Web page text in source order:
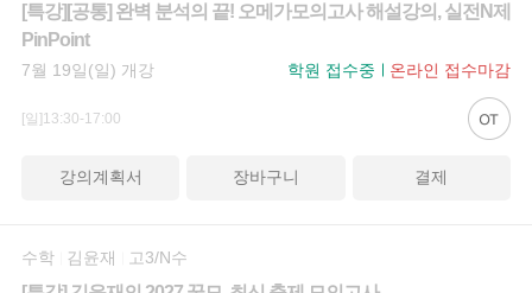
[특강][공통] 완벽 분석의 끝! 오메가모의고사 해설강의, 실전N제
PinPoint
7월 19일(일) 개강 학원 접수중 온라인 접수마감
[일]13:30-17:00
강의계획서 장바구니 결제
수학 김윤재 고3/N수